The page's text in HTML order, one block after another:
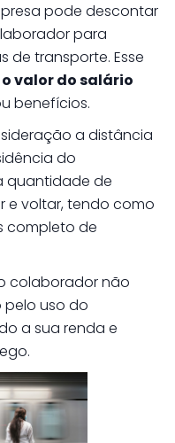
pode descontar
para
de transporte. Esse
valor do salário
benefícios.
a distância
do
quantidade de
e voltar, tendo como
completo de
colaborador não
pelo uso do
a sua renda e